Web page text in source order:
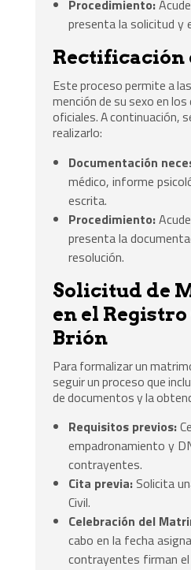
Procedimiento:
presenta la solicitud y
Rectificación
Este proceso permite a
mención de su sexo en
oficiales. A continuación,
realizarlo:
Documentación
médico, informe
escrita.
Procedimiento:
presenta la
resolución.
Solicitud de
en el
Brión
Para formalizar un
seguir un proceso que
de documentos y la
Requisitos previos:
empadronamiento y
contrayentes.
Cita previa: Solicita
Civil.
Celebración del
cabo en la fecha
contrayentes firman